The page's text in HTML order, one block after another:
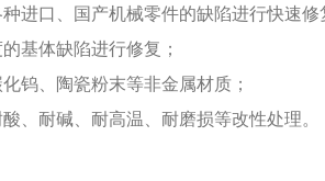
口、国产机械零件的缺陷进行快速修
体缺陷进行修复；
、陶瓷粉末等非金属材质；
耐碱、耐高温、耐磨损等改性处理。